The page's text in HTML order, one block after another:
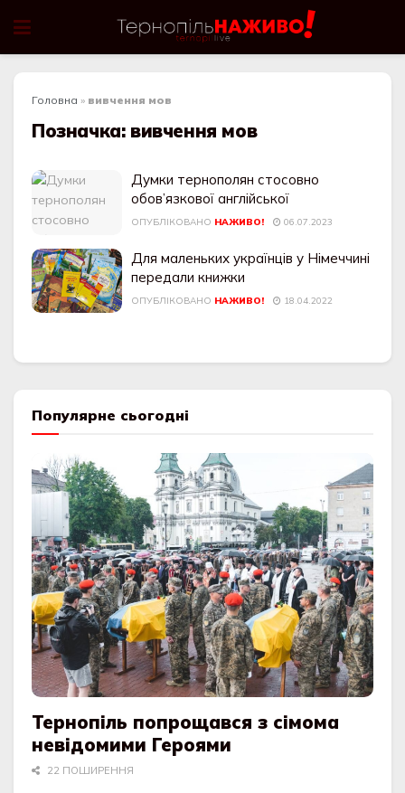
Головна » вивчення мов
Позначка: вивчення мов
Думки тернополян стосовно
обов’язкової англійської
ОПУБЛІКОВАНО НАЖИВО! 06.07.2023
Для маленьких українців у Німеччині
передали книжки
ОПУБЛІКОВАНО НАЖИВО! 18.04.2022
Популярне сьогодні
Тернопіль попрощався з сімома
невідомими Героями
22 ПОШИРЕННЯ